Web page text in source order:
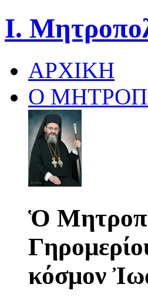
Ι.
ΑΡΧΙΚΗ
Ο
Ὁ
κόσμον